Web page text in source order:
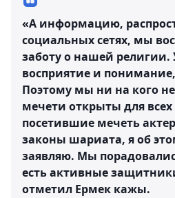
«А информацию,
социальных сетях, мы
заботу о нашей религии.
восприятие и
Поэтому мы ни на кого
мечети открыты для
посетившие мечеть
законы шариата, я об
заявляю. Мы
есть активные
отметил Ермек кажы.